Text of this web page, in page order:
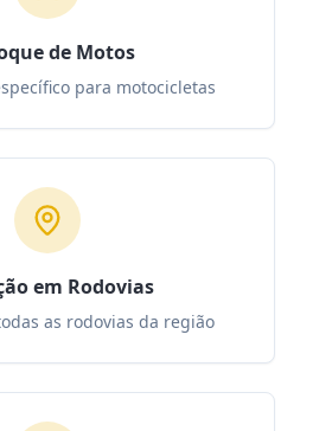
de Motos
para motocicletas
em Rodovias
as rodovias da região